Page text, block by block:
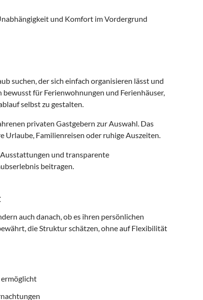
und Komfort im Vordergrund
suchen, der sich einfach organisieren lässt und
für Ferienwohnungen und Ferienhäuser,
selbst zu gestalten.
privaten Gastgebern zur Auswahl. Das
Familienreisen oder ruhige Auszeiten.
und transparente
beitragen.
auch danach, ob es ihren persönlichen
die Struktur schätzen, ohne auf Flexibilität
ermöglicht